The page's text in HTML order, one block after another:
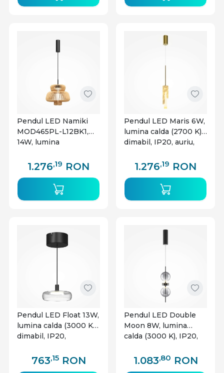
Pendul LED Namiki
MOD465PL-L12BK1,
14W, lumina
negru, Maytoni
1.276,19 RON
Pendul LED Maris 6W,
lumina calda (2700 K),
dimabil, IP20, auriu,
1.276,19 RON
Pendul LED Float 13W,
lumina calda (3000 K),
dimabil, IP20,
Maytoni
763,15 RON
Pendul LED Double
Moon 8W, lumina
calda (3000 K), IP20,
1.083,80 RON